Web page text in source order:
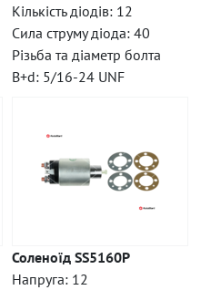
Кількість діодів: 12
Сила струму діода: 40
Різьба та діаметр болта
B+d: 5/16-24 UNF
Соленоїд SS5160P
Напруга: 12